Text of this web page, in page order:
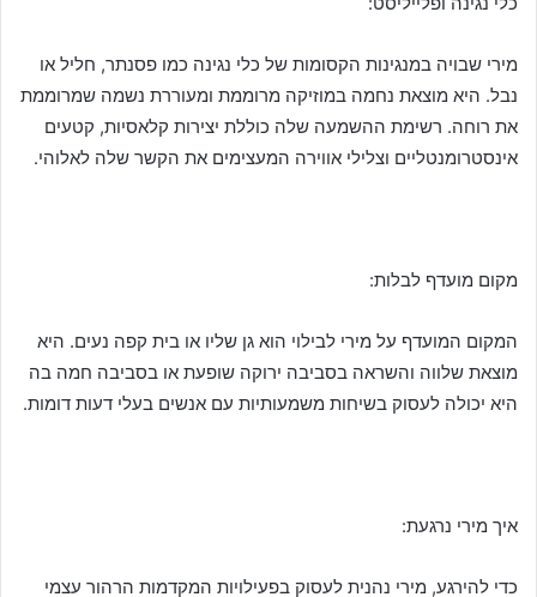
מירי שבויה במנגינות הקסומות של כלי נגינה כמו פסנתר, חליל או
נבל. היא מוצאת נחמה במוזיקה מרוממת ומעוררת נשמה שמרוממת
את רוחה. רשימת ההשמעה שלה כוללת יצירות קלאסיות, קטעים
אינסטרומנטליים וצלילי אווירה המעצימים את הקשר שלה לאלוהי.
מקום מועדף לבלות:
המקום המועדף על מירי לבילוי הוא גן שליו או בית קפה נעים. היא
מוצאת שלווה והשראה בסביבה ירוקה שופעת או בסביבה חמה בה
היא יכולה לעסוק בשיחות משמעותיות עם אנשים בעלי דעות דומות.
איך מירי נרגעת:
כדי להירגע, מירי נהנית לעסוק בפעילויות המקדמות הרהור עצמי